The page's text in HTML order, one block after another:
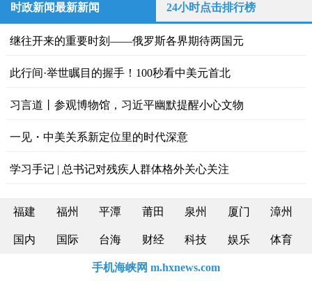
时政新闻最新新闻 24小时点击排行榜
继往开来的重要时刻——俄罗斯各界期待两国元
此行间·举世瞩目的握手！100秒看中美元首北
习言道丨参观博物馆，习近平幽默提醒小心文物
一见・中美关系新定位里的时代深意
学习手记 | 总书记对残疾人群体格外关心关注
福建 福州 平潭 莆田 泉州 厦门 漳州
国内 国际 台海 财经 科技 娱乐 体育
手机海峡网 m.hxnews.com